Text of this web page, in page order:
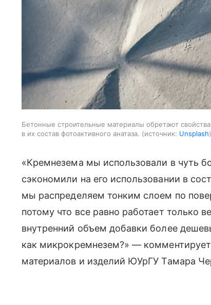
Бетонные строительные материалы обретают
в их состав фотоактивного анатаза.
источник: Unsplash
«Кремнезема мы использовали в чуть
сэкономили на его использовании в
мы распределяем тонким слоем по
потому что все равно работает только
внутренний объем добавки более
как микрокремнезем?» —
материалов и изделий ЮУрГУ Тамара